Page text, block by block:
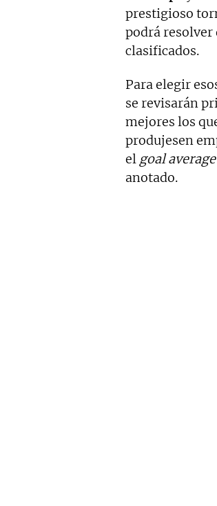
prestigioso
podrá resolver
clasificados.
Para elegir
se revisarán
mejores los
produjesen
el goal average
anotado.